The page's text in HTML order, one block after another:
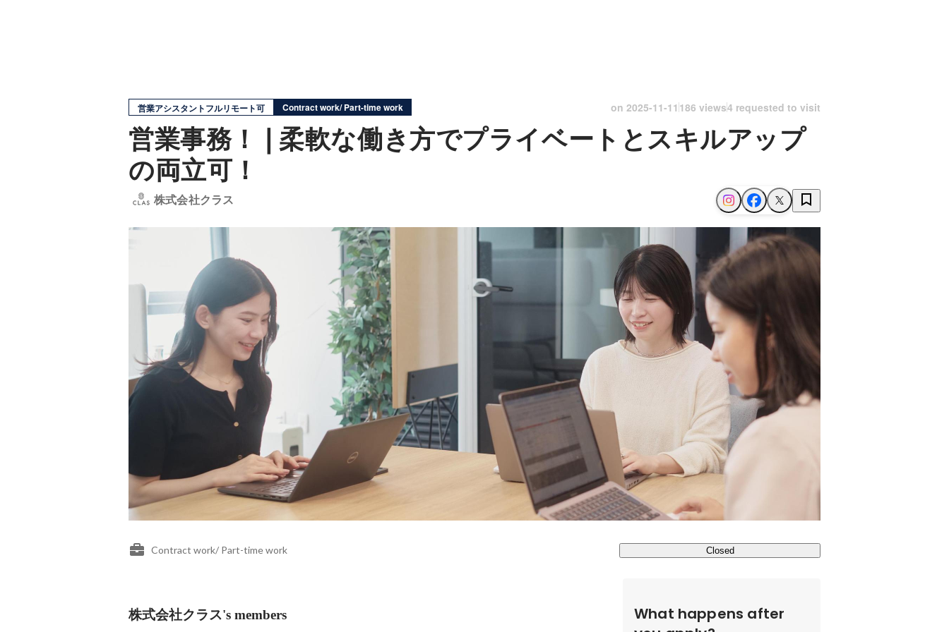
営業アシスタントフルリモート可 Contract work/ Part-time work on 2025-11-11 186 views4 requested to visit
営業事務！❘柔軟な働き方でプライベートとスキルアップ
の両立可！
株式会社クラス
Contract work/ Part-time work Closed
株式会社クラス's members
What happens after